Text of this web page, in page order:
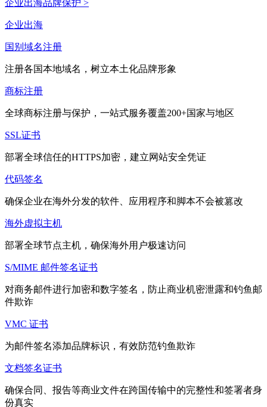
企业出海品牌保护 >
企业出海
国别域名注册
注册各国本地域名，树立本土化品牌形象
商标注册
全球商标注册与保护，一站式服务覆盖200+国家与地区
SSL证书
部署全球信任的HTTPS加密，建立网站安全凭证
代码签名
确保企业在海外分发的软件、应用程序和脚本不会被篡改
海外虚拟主机
部署全球节点主机，确保海外用户极速访问
S/MIME 邮件签名证书
对商务邮件进行加密和数字签名，防止商业机密泄露和钓鱼邮
件欺诈
VMC 证书
为邮件签名添加品牌标识，有效防范钓鱼欺诈
文档签名证书
确保合同、报告等商业文件在跨国传输中的完整性和签署者身
份真实